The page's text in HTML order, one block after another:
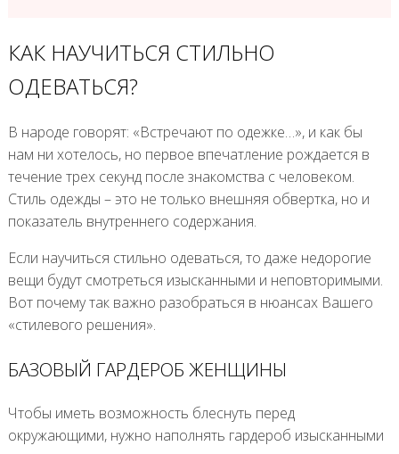
КАК НАУЧИТЬСЯ СТИЛЬНО
ОДЕВАТЬСЯ?
В народе говорят: «Встречают по одежке…», и как бы
нам ни хотелось, но первое впечатление рождается в
течение трех секунд после знакомства с человеком.
Стиль одежды – это не только внешняя обвертка, но и
показатель внутреннего содержания.
Если научиться стильно одеваться, то даже недорогие
вещи будут смотреться изысканными и неповторимыми.
Вот почему так важно разобраться в нюансах Вашего
«стилевого решения».
БАЗОВЫЙ ГАРДЕРОБ ЖЕНЩИНЫ
Чтобы иметь возможность блеснуть перед
окружающими, нужно наполнять гардероб изысканными